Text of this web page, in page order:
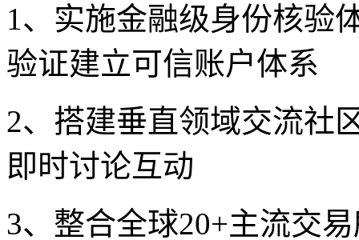
1、实施金融级身份核验
验证建立可信账户体系
2、搭建垂直领域交流社
即时讨论互动
3、整合全球20+主流交